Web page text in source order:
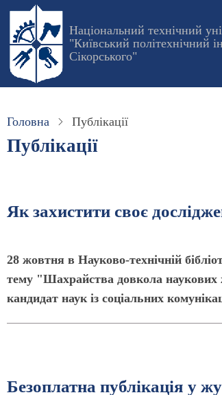
Перейти
основного
вмісту
Національний технічний
"Київський політехнічний
Сікорського"
Головна Публікації
Публікації
Як захистити своє
28 жовтня в Науково-технічній
тему "Шахрайства довкола наукових
кандидат наук із соціальних
Безоплатна публікація у